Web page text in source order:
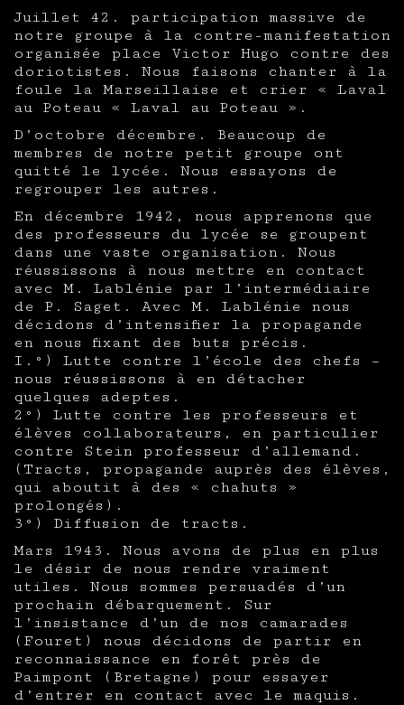
Juillet 42. participation massive de
notre groupe à la contre-manifestation
organisée place Victor Hugo contre des
doriotistes. Nous faisons chanter à la
foule la Marseillaise et crier « Laval
au Poteau « Laval au Poteau ».
D’octobre décembre. Beaucoup de
membres de notre petit groupe ont
quitté le lycée. Nous essayons de
regrouper les autres.
En décembre 1942, nous apprenons que
des professeurs du lycée se groupent
dans une vaste organisation. Nous
réussissons à nous mettre en contact
avec M. Lablénie par l’intermédiaire
de P. Saget. Avec M. Lablénie nous
décidons d’intensifier la propagande
en nous fixant des buts précis.
I.°) Lutte contre l’école des chefs –
nous réussissons à en détacher
quelques adeptes.
2°) Lutte contre les professeurs et
élèves collaborateurs, en particulier
contre Stein professeur d’allemand.
(Tracts, propagande auprès des élèves,
qui aboutit à des « chahuts »
prolongés).
3°) Diffusion de tracts.
Mars 1943. Nous avons de plus en plus
le désir de nous rendre vraiment
utiles. Nous sommes persuadés d’un
prochain débarquement. Sur
l’insistance d’un de nos camarades
(Fouret) nous décidons de partir en
reconnaissance en forêt près de
Paimpont (Bretagne) pour essayer
d’entrer en contact avec le maquis.